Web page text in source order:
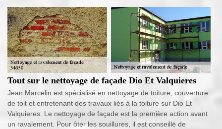
Tout sur le nettoyage de façade Dio Et Valquieres
Jean Marcelin est spécialisé en nettoyage de toiture, couverture
de toit et entretenant des travaux liés à la toiture sur Dio Et
Valquieres. Le nettoyage de façade est la première action avant
un ravalement. Pour ôter les souillures, il est conseillé de